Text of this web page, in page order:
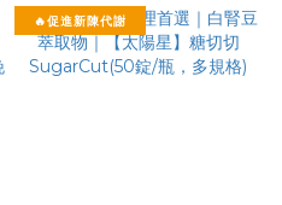
🔥促進新陳代謝